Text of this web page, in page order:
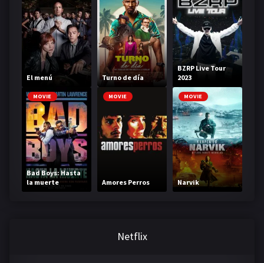
El menú Turno de día
BZRP Live Tour
2023
MOVIE
Bad Boys: Hasta
la muerte
MOVIE
Amores Perros
MOVIE
Narvik
Netflix